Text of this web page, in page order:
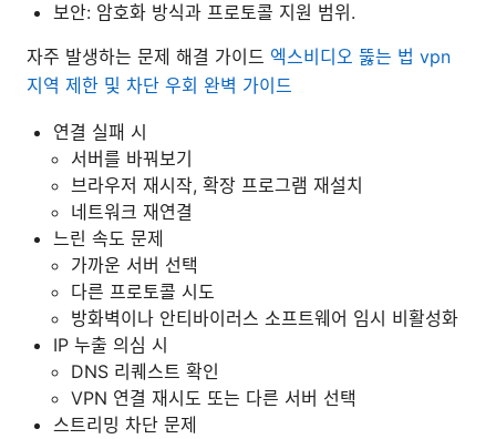
보안: 암호화 방식과 프로토콜 지원 범위.
자주 발생하는 문제 해결 가이드 엑스비디오 뚫는 법 vpn
지역 제한 및 차단 우회 완벽 가이드
연결 실패 시
서버를 바꿔보기
브라우저 재시작, 확장 프로그램 재설치
네트워크 재연결
느린 속도 문제
가까운 서버 선택
다른 프로토콜 시도
방화벽이나 안티바이러스 소프트웨어 임시 비활성화
IP 누출 의심 시
DNS 리퀘스트 확인
VPN 연결 재시도 또는 다른 서버 선택
스트리밍 차단 문제